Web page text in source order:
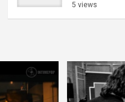
5 views